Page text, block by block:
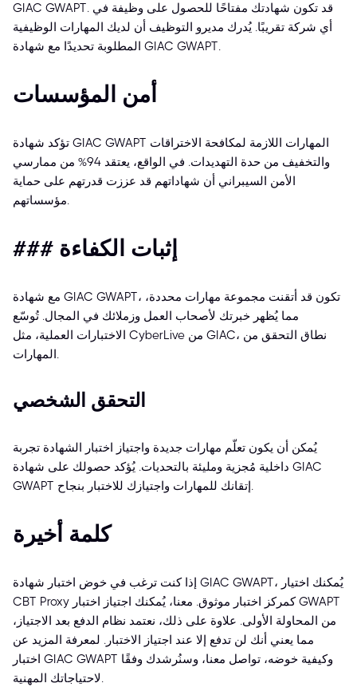
GIAC GWAPT. قد تكون شهادتك مفتاحًا للحصول على وظيفة في
أي شركة تقريبًا. يُدرك مديرو التوظيف أن لديك المهارات الوظيفية
المطلوبة تحديدًا مع شهادة GIAC GWAPT.
أمن المؤسسات
تؤكد شهادة GIAC GWAPT المهارات اللازمة لمكافحة الاختراقات
والتخفيف من حدة التهديدات. في الواقع، يعتقد 94% من ممارسي
الأمن السيبراني أن شهاداتهم قد عززت قدرتهم على حماية
مؤسساتهم.
### إثبات الكفاءة
مع شهادة GIAC GWAPT، تكون قد أتقنت مجموعة مهارات محددة،
مما يُظهر خبرتك لأصحاب العمل وزملائك في المجال. تُوسّع
الاختبارات العملية، مثل CyberLive من GIAC، نطاق التحقق من
المهارات.
التحقق الشخصي
يُمكن أن يكون تعلّم مهارات جديدة واجتياز اختبار الشهادة تجربة
داخلية مُجزية ومليئة بالتحديات. يُؤكد حصولك على شهادة GIAC
GWAPT إتقانك للمهارات واجتيازك للاختبار بنجاح.
كلمة أخيرة
إذا كنت ترغب في خوض اختبار شهادة GIAC GWAPT، يُمكنك اختيار
CBT Proxy كمركز اختبار موثوق. معنا، يُمكنك اجتياز اختبار GWAPT
من المحاولة الأولى. علاوة على ذلك، نعتمد نظام الدفع بعد الاجتياز،
مما يعني أنك لن تدفع إلا عند اجتياز الاختبار. لمعرفة المزيد عن
اختبار GIAC GWAPT وكيفية خوضه، تواصل معنا، وسنُرشدك وفقًا
لاحتياجاتك المهنية.